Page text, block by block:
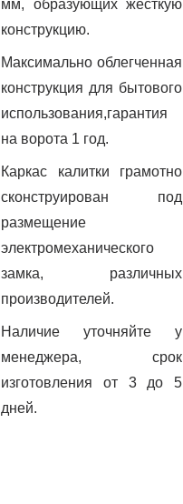
мм, образующих жесткую
конструкцию.
Максимально облегченная
конструкция для бытового
использования,гарантия
на ворота 1 год.
Каркас калитки грамотно
сконструирован под
размещение
электромеханического
замка, различных
производителей.
Наличие уточняйте у
менеджера, срок
изготовления от 3 до 5
дней.